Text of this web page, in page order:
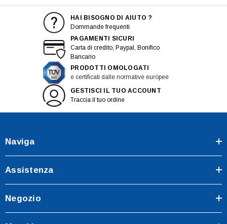
HAI BISOGNO DI AIUTO ?
Dommande frequenti
PAGAMENTI SICURI
Carta di credito, Paypal, Bonifico
Bancario
PRODOTTI OMOLOGATI
e certificati dalle normative europee
GESTISCI IL TUO ACCOUNT
Traccia il tuo ordine
Naviga
Assistenza
Negozio